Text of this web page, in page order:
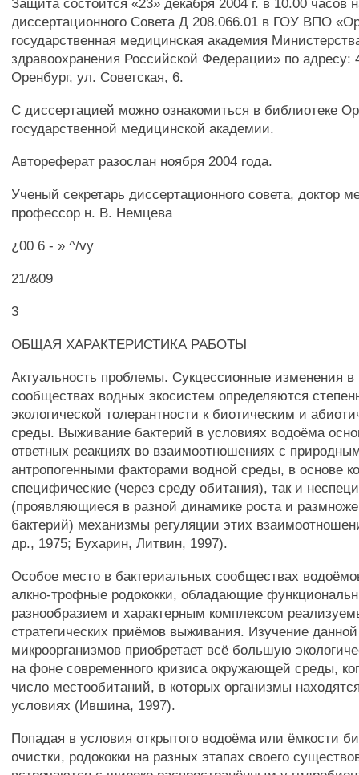
Защита состоится «23» декабря 2004 г. в 10.00 часов
диссертационного Совета Д 208.066.01 в ГОУ ВПО
государственная медицинская академия
здравоохранения Российской Федерации» по адресу:
Оренбург, ул. Советская, 6.
С диссертацией можно ознакомиться в библиотеке
государственной медицинской академии.
Автореферат разослан ноября 2004 года.
Ученый секретарь диссертационного совета, доктор
профессор н. В. Немцева
¿00 6 - » ^/vy
21/&09
3
ОБЩАЯ ХАРАКТЕРИСТИКА РАБОТЫ
Актуальность проблемы. Сукцессионные изменения в
сообществах водных экосистем определяются
экологической толерантности к биотическим и
среды. Выживание бактерий в условиях водоёма
ответных реакциях во взаимоотношениях с
антропогенными факторами водной среды, в основе
специфические (через среду обитания), так и
(проявляющиеся в разной динамике роста и
бактерий) механизмы регуляции этих
др., 1975; Бухарин, Литвин, 1997).
Особое место в бактериальных сообществах
алкно-трофные родококки, обладающие
разнообразием и характерным комплексом
стратегических приёмов выживания. Изучение
микроорганизмов приобретает всё большую
на фоне современного кризиса окружающей среды,
число местообитаний, в которых организмы
условиях (Ившина, 1997).
Попадая в условия открытого водоёма или ёмкости
очистки, родококки на разных этапах своего